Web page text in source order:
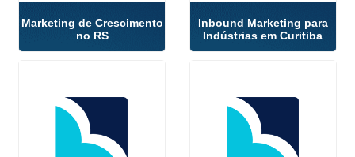
Marketing de Crescimento
no RS
Inbound Marketing para
Indústrias em Curitiba